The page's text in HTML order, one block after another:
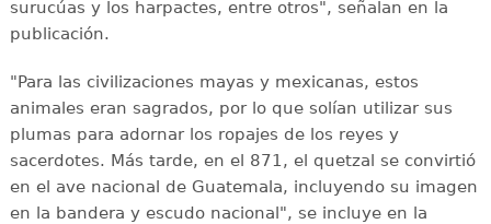
surucúas y los harpactes, entre otros", señalan en la
publicación.
"Para las civilizaciones mayas y mexicanas, estos
animales eran sagrados, por lo que solían utilizar sus
plumas para adornar los ropajes de los reyes y
sacerdotes. Más tarde, en el 871, el quetzal se convirtió
en el ave nacional de Guatemala, incluyendo su imagen
en la bandera y escudo nacional", se incluye en la